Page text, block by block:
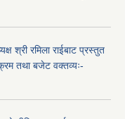
श्री रमिला राईबाट प्रस्तुत
तथा बजेट वक्तव्यः-